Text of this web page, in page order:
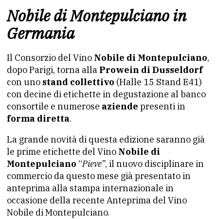
Nobile di Montepulciano in
Germania
Il Consorzio del Vino Nobile di Montepulciano,
dopo Parigi, torna alla Prowein di Dusseldorf
con uno stand collettivo (Halle 15 Stand E41)
con decine di etichette in degustazione al banco
consortile e numerose aziende presenti in
forma diretta.
La grande novità di questa edizione saranno già
le prime etichette del Vino Nobile di
Montepulciano “Pieve”, il nuovo disciplinare in
commercio da questo mese già presentato in
anteprima alla stampa internazionale in
occasione della recente Anteprima del Vino
Nobile di Montepulciano.